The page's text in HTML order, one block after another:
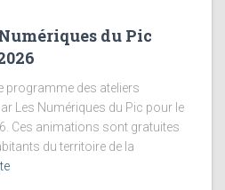
du Pic
programme des ateliers
Les Numériques du Pic pour le
Ces animations sont gratuites
du territoire de la